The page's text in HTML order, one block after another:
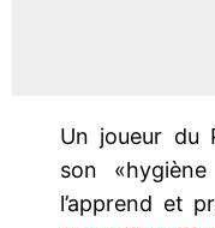
Un joueur du
son
l’apprend et